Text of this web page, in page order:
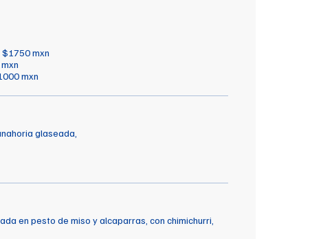
mxn
mxn
glaseada,
en pesto de miso y alcaparras, con chimichurri,